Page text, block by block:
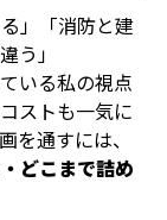
」「消防と建
う」
いる私の視点
ストも一気に
を通すには、
どこまで詰め